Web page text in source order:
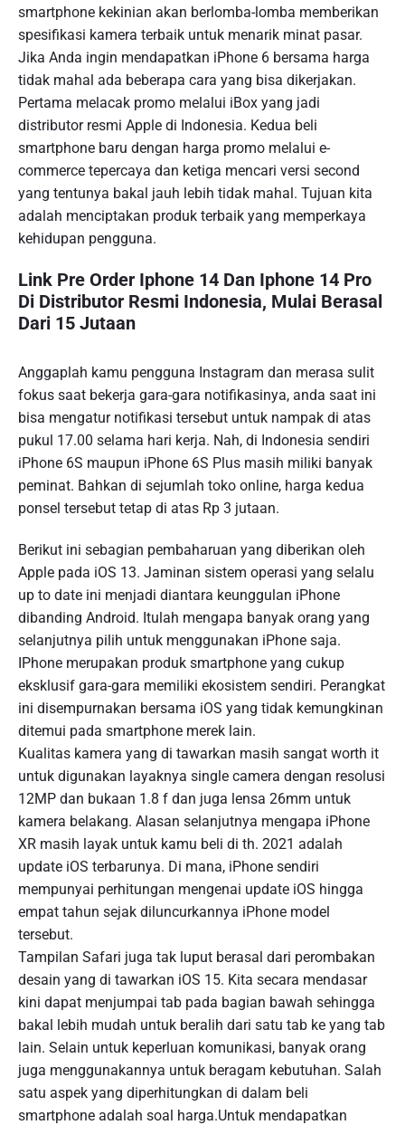
smartphone kekinian akan berlomba-lomba memberikan
spesifikasi kamera terbaik untuk menarik minat pasar.
Jika Anda ingin mendapatkan iPhone 6 bersama harga
tidak mahal ada beberapa cara yang bisa dikerjakan.
Pertama melacak promo melalui iBox yang jadi
distributor resmi Apple di Indonesia. Kedua beli
smartphone baru dengan harga promo melalui e-
commerce tepercaya dan ketiga mencari versi second
yang tentunya bakal jauh lebih tidak mahal. Tujuan kita
adalah menciptakan produk terbaik yang memperkaya
kehidupan pengguna.
Link Pre Order Iphone 14 Dan Iphone 14 Pro
Di Distributor Resmi Indonesia, Mulai Berasal
Dari 15 Jutaan
Anggaplah kamu pengguna Instagram dan merasa sulit
fokus saat bekerja gara-gara notifikasinya, anda saat ini
bisa mengatur notifikasi tersebut untuk nampak di atas
pukul 17.00 selama hari kerja. Nah, di Indonesia sendiri
iPhone 6S maupun iPhone 6S Plus masih miliki banyak
peminat. Bahkan di sejumlah toko online, harga kedua
ponsel tersebut tetap di atas Rp 3 jutaan.
Berikut ini sebagian pembaharuan yang diberikan oleh
Apple pada iOS 13. Jaminan sistem operasi yang selalu
up to date ini menjadi diantara keunggulan iPhone
dibanding Android. Itulah mengapa banyak orang yang
selanjutnya pilih untuk menggunakan iPhone saja.
IPhone merupakan produk smartphone yang cukup
eksklusif gara-gara memiliki ekosistem sendiri. Perangkat
ini disempurnakan bersama iOS yang tidak kemungkinan
ditemui pada smartphone merek lain.
Kualitas kamera yang di tawarkan masih sangat worth it
untuk digunakan layaknya single camera dengan resolusi
12MP dan bukaan 1.8 f dan juga lensa 26mm untuk
kamera belakang. Alasan selanjutnya mengapa iPhone
XR masih layak untuk kamu beli di th. 2021 adalah
update iOS terbarunya. Di mana, iPhone sendiri
mempunyai perhitungan mengenai update iOS hingga
empat tahun sejak diluncurkannya iPhone model
tersebut.
Tampilan Safari juga tak luput berasal dari perombakan
desain yang di tawarkan iOS 15. Kita secara mendasar
kini dapat menjumpai tab pada bagian bawah sehingga
bakal lebih mudah untuk beralih dari satu tab ke yang tab
lain. Selain untuk keperluan komunikasi, banyak orang
juga menggunakannya untuk beragam kebutuhan. Salah
satu aspek yang diperhitungkan di dalam beli
smartphone adalah soal harga.Untuk mendapatkan